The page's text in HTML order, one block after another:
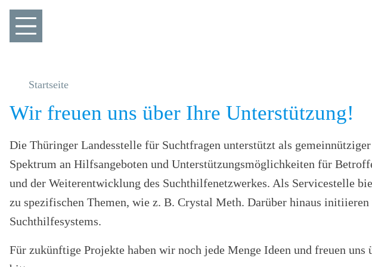
Startseite
Wir freuen uns über Ihre Unterstützung!
Die Thüringer Landesstelle für Suchtfragen unterstützt als
Spektrum an Hilfsangeboten und Unterstützungsmöglichkeiten für
und der Weiterentwicklung des Suchthilfenetzwerkes. Als Servicestelle
zu spezifischen Themen, wie z. B. Crystal Meth. Darüber hinaus
Suchthilfesystems.
Für zukünftige Projekte haben wir noch jede Menge Ideen und freuen